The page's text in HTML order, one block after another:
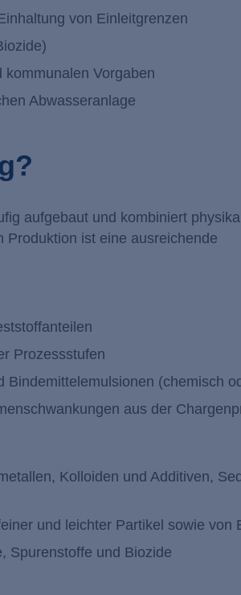
von Einleitgrenzen
Vorgaben
Abwasseranlage
aufgebaut und kombiniert
Produktion ist eine ausreichende
Prozessstufen
(chemisch
aus der
Kolloiden und Additiven,
und leichter Partikel sowie von
Spurenstoffe und Biozide